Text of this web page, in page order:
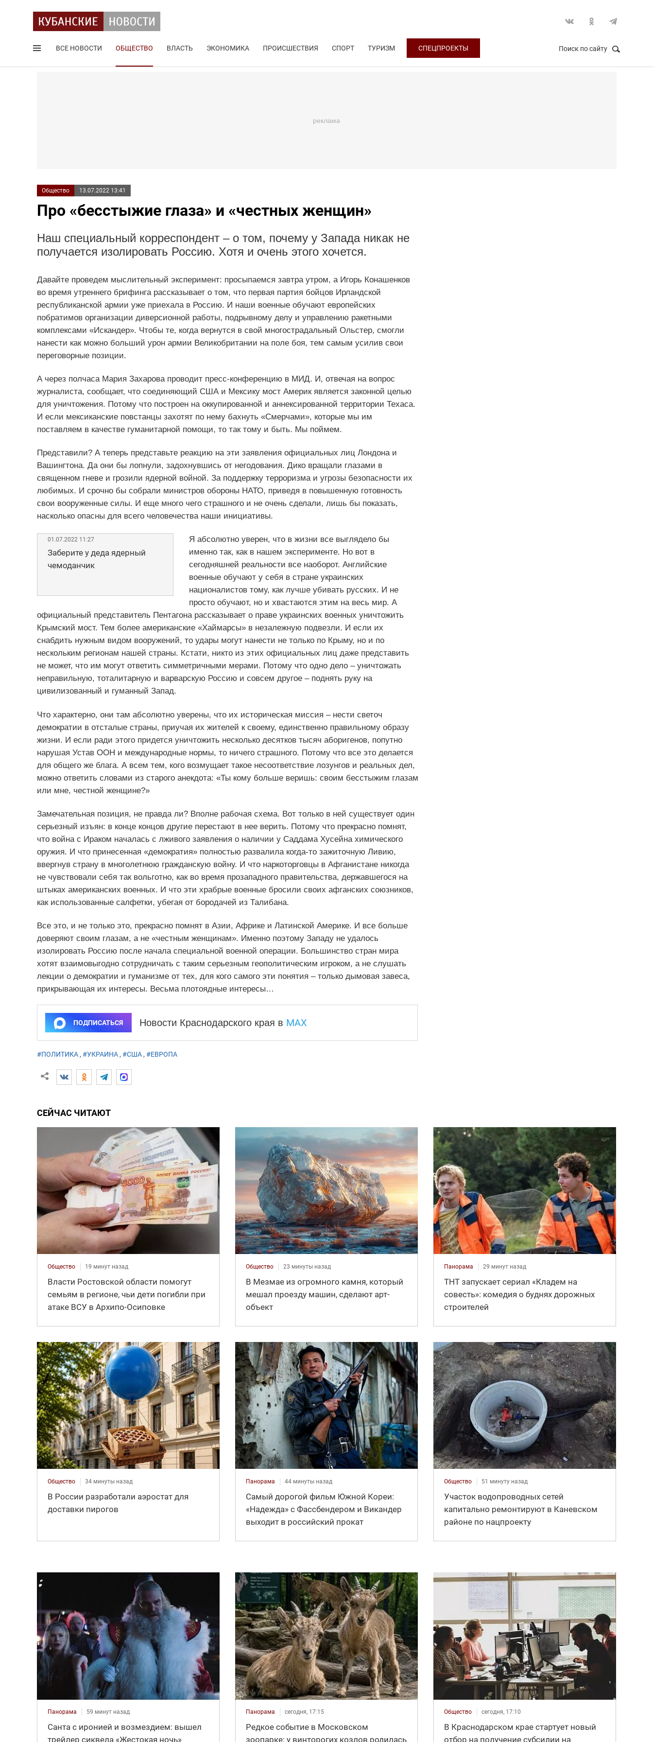
ВСЕ НОВОСТИ ОБЩЕСТВО ВЛАСТЬ ЭКОНОМИКА ПРОИСШЕСТВИЯ СПОРТ ТУРИЗМ СПЕЦПРОЕКТЫ Поиск по сайту
Общество 13.07.2022 13:41
Про «бесстыжие глаза» и «честных женщин»
Наш специальный корреспондент – о том, почему у Запада никак не
получается изолировать Россию. Хотя и очень этого хочется.
Давайте проведем мыслительный эксперимент: просыпаемся завтра утром, а Игорь Конашенков
во время утреннего брифинга рассказывает о том, что первая партия бойцов Ирландской
республиканской армии уже приехала в Россию. И наши военные обучают европейских
побратимов организации диверсионной работы, подрывному делу и управлению ракетными
комплексами «Искандер». Чтобы те, когда вернутся в свой многострадальный Ольстер, смогли
нанести как можно больший урон армии Великобритании на поле боя, тем самым усилив свои
переговорные позиции.
А через полчаса Мария Захарова проводит пресс-конференцию в МИД. И, отвечая на вопрос
журналиста, сообщает, что соединяющий США и Мексику мост Америк является законной целью
для уничтожения. Потому что построен на оккупированной и аннексированной территории Техаса.
И если мексиканские повстанцы захотят по нему бахнуть «Смерчами», которые мы им
поставляем в качестве гуманитарной помощи, то так тому и быть. Мы поймем.
Представили? А теперь представьте реакцию на эти заявления официальных лиц Лондона и
Вашингтона. Да они бы лопнули, задохнувшись от негодования. Дико вращали глазами в
священном гневе и грозили ядерной войной. За поддержку терроризма и угрозы безопасности их
любимых. И срочно бы собрали министров обороны НАТО, приведя в повышенную готовность
свои вооруженные силы. И еще много чего страшного и не очень сделали, лишь бы показать,
насколько опасны для всего человечества наши инициативы.
01.07.2022 11:27
Заберите у деда ядерный
чемоданчик
Я абсолютно уверен, что в жизни все выглядело бы
именно так, как в нашем эксперименте. Но вот в
сегодняшней реальности все наоборот. Английские
военные обучают у себя в стране украинских
националистов тому, как лучше убивать русских. И не
просто обучают, но и хвастаются этим на весь мир. А
официальный представитель Пентагона рассказывает о праве украинских военных уничтожить
Крымский мост. Тем более американские «Хаймарсы» в незалежную подвезли. И если их
снабдить нужным видом вооружений, то удары могут нанести не только по Крыму, но и по
нескольким регионам нашей страны. Кстати, никто из этих официальных лиц даже представить
не может, что им могут ответить симметричными мерами. Потому что одно дело – уничтожать
неправильную, тоталитарную и варварскую Россию и совсем другое – поднять руку на
цивилизованный и гуманный Запад.
Что характерно, они там абсолютно уверены, что их историческая миссия – нести светоч
демократии в отсталые страны, приучая их жителей к своему, единственно правильному образу
жизни. И если ради этого придется уничтожить несколько десятков тысяч аборигенов, попутно
нарушая Устав ООН и международные нормы, то ничего страшного. Потому что все это делается
для общего же блага. А всем тем, кого возмущает такое несоответствие лозунгов и реальных дел,
можно ответить словами из старого анекдота: «Ты кому больше веришь: своим бесстыжим глазам
или мне, честной женщине?»
Замечательная позиция, не правда ли? Вполне рабочая схема. Вот только в ней существует один
серьезный изъян: в конце концов другие перестают в нее верить. Потому что прекрасно помнят,
что война с Ираком началась с лживого заявления о наличии у Саддама Хусейна химического
оружия. И что принесенная «демократия» полностью развалила когда-то зажиточную Ливию,
ввергнув страну в многолетнюю гражданскую войну. И что наркоторговцы в Афганистане никогда
не чувствовали себя так вольготно, как во время прозападного правительства, державшегося на
штыках американских военных. И что эти храбрые военные бросили своих афганских союзников,
как использованные салфетки, убегая от бородачей из Талибана.
Все это, и не только это, прекрасно помнят в Азии, Африке и Латинской Америке. И все больше
доверяют своим глазам, а не «честным женщинам». Именно поэтому Западу не удалось
изолировать Россию после начала специальной военной операции. Большинство стран мира
хотят взаимовыгодно сотрудничать с таким серьезным геополитическим игроком, а не слушать
лекции о демократии и гуманизме от тех, для кого самого эти понятия – только дымовая завеса,
прикрывающая их интересы. Весьма плотоядные интересы…
ПОДПИСАТЬСЯ Новости Краснодарского края в MAX
#ПОЛИТИКА, #УКРАИНА, #США, #ЕВРОПА
СЕЙЧАС ЧИТАЮТ
Общество 19 минут назад
Власти Ростовской области помогут
семьям в регионе, чьи дети погибли при
атаке ВСУ в Архипо-Осиповке
Общество 23 минуты назад
В Мезмае из огромного камня, который
мешал проезду машин, сделают арт-
объект
Панорама 29 минут назад
ТНТ запускает сериал «Кладем на
совесть»: комедия о буднях дорожных
строителей
Общество 34 минуты назад
В России разработали аэростат для
доставки пирогов
Панорама 44 минуты назад
Самый дорогой фильм Южной Кореи:
«Надежда» с Фассбендером и Викандер
выходит в российский прокат
Общество 51 минуту назад
Участок водопроводных сетей
капитально ремонтируют в Каневском
районе по нацпроекту
Панорама 59 минут назад
Санта с иронией и возмездием: вышел
трейлер сиквела «Жестокая ночь»
Панорама сегодня, 17:15
Редкое событие в Московском
зоопарке: у винторогих козлов родилась
Общество сегодня, 17:10
В Краснодарском крае стартует новый
отбор на получение субсидии на